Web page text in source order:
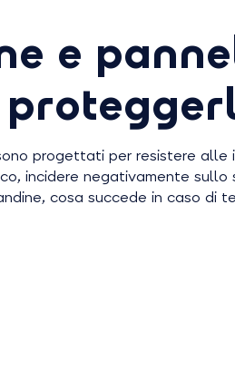
e
progettati per resistere alle
incidere negativamente
cosa succede in caso di